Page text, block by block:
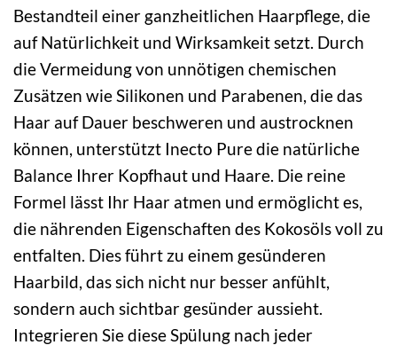
Bestandteil einer ganzheitlichen Haarpflege, die
auf Natürlichkeit und Wirksamkeit setzt. Durch
die Vermeidung von unnötigen chemischen
Zusätzen wie Silikonen und Parabenen, die das
Haar auf Dauer beschweren und austrocknen
können, unterstützt Inecto Pure die natürliche
Balance Ihrer Kopfhaut und Haare. Die reine
Formel lässt Ihr Haar atmen und ermöglicht es,
die nährenden Eigenschaften des Kokosöls voll zu
entfalten. Dies führt zu einem gesünderen
Haarbild, das sich nicht nur besser anfühlt,
sondern auch sichtbar gesünder aussieht.
Integrieren Sie diese Spülung nach jeder